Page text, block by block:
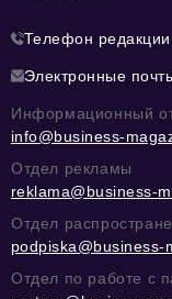
Телефон
Электронные
Информационный
info@business-
Отдел рекламы
reklama@business-
Отдел
podpiska@business-
Отдел по работе с